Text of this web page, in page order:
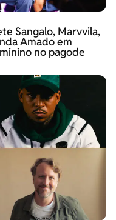
Sangalo, Marvvila,
Amado em
no pagode